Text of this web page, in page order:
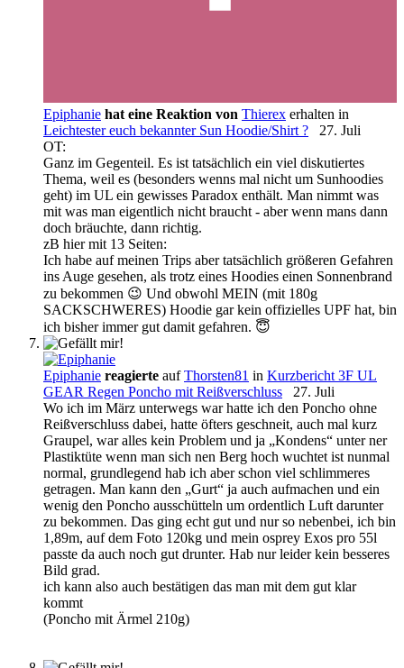
Epiphanie hat eine Reaktion von Thierex erhalten in
Leichtester euch bekannter Sun Hoodie/Shirt ?
27. Juli
OT:
Ganz im Gegenteil. Es ist tatsächlich ein viel diskutiertes
Thema, weil es (besonders wenns mal nicht um Sunhoodies
geht) im UL ein gewisses Paradox enthält. Man nimmt was
mit was man eigentlich nicht braucht - aber wenn mans dann
doch bräuchte, dann richtig.
zB hier mit 13 Seiten:
Ich habe auf meinen Trips aber tatsächlich größeren Gefahren
ins Auge gesehen, als trotz eines Hoodies einen Sonnenbrand
zu bekommen 😉 Und obwohl MEIN (mit 180g
SACKSCHWERES) Hoodie gar kein offizielles UPF hat, bin
ich bisher immer gut damit gefahren. 😇
Epiphanie reagierte aufThorsten81 in Kurzbericht 3F UL
GEAR Regen Poncho mit Reißverschluss
27. Juli
Wo ich im März unterwegs war hatte ich den Poncho ohne
Reißverschluss dabei, hatte öfters geschneit, auch mal kurz
Graupel, war alles kein Problem und ja „Kondens“ unter ner
Plastiktüte wenn man sich nen Berg hoch wuchtet ist nunmal
normal, grundlegend hab ich aber schon viel schlimmeres
getragen. Man kann den „Gurt“ ja auch aufmachen und ein
wenig den Poncho ausschütteln um ordentlich Luft darunter
zu bekommen. Das ging echt gut und nur so nebenbei, ich bin
1,89m, auf dem Foto 120kg und mein osprey Exos pro 55l
passte da auch noch gut drunter. Hab nur leider kein besseres
Bild grad.
ich kann also auch bestätigen das man mit dem gut klar
kommt
(Poncho mit Ärmel 210g)